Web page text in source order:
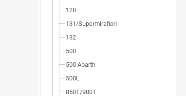
128
131/Supermirafiori
132
500
500 Abarth
500L
850T/900T